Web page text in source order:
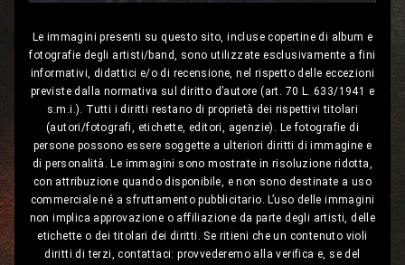
Le immagini presenti su questo sito, incluse copertine di album e
fotografie degli artisti/band, sono utilizzate esclusivamente a fini
informativi, didattici e/o di recensione, nel rispetto delle eccezioni
previste dalla normativa sul diritto d’autore (art. 70 L. 633/1941 e
s.m.i.). Tutti i diritti restano di proprietà dei rispettivi titolari
(autori/fotografi, etichette, editori, agenzie). Le fotografie di
persone possono essere soggette a ulteriori diritti di immagine e
di personalità. Le immagini sono mostrate in risoluzione ridotta,
con attribuzione quando disponibile, e non sono destinate a uso
commerciale né a sfruttamento pubblicitario. L’uso delle immagini
non implica approvazione o affiliazione da parte degli artisti, delle
etichette o dei titolari dei diritti. Se ritieni che un contenuto violi
diritti di terzi, contattaci: provvederemo alla verifica e, se del